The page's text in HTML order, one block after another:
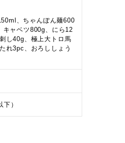
、ちゃんぽん麺600
キャベツ800g、にら12
し40g、極上大トロ馬
れ3pc、おろししょう
）